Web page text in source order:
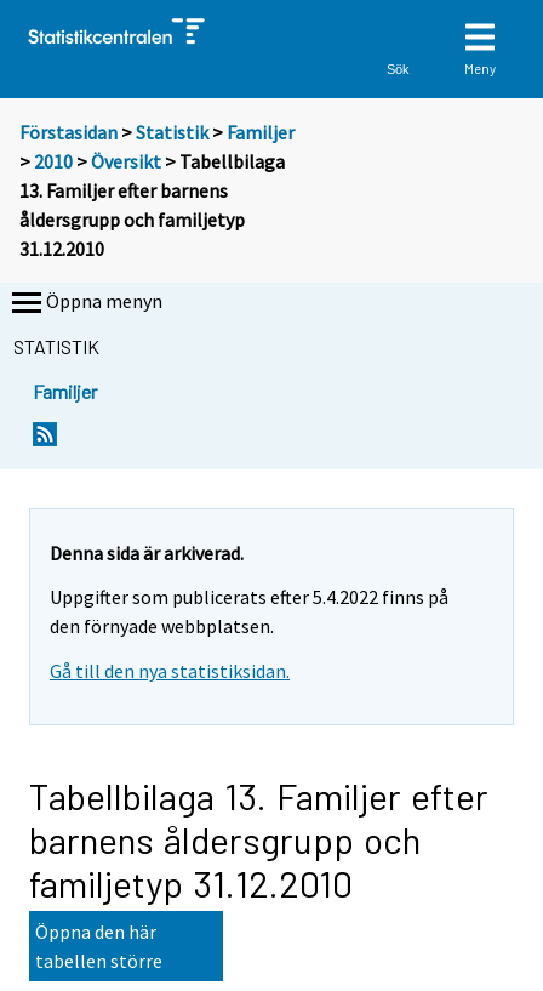
Sök Meny
Förstasidan >Statistik > Familjer
> 2010 >Översikt > Tabellbilaga
13. Familjer efter barnens
åldersgrupp och familjetyp
31.12.2010
Öppna menyn
STATISTIK
Familjer
Denna sida är arkiverad.
Uppgifter som publicerats efter 5.4.2022 finns på
den förnyade webbplatsen.
Gå till den nya statistiksidan.
Tabellbilaga 13. Familjer efter
barnens åldersgrupp och
familjetyp 31.12.2010
Öppna den här
tabellen större